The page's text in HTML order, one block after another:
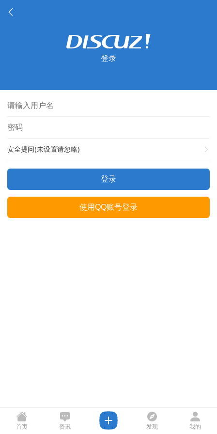
登录
安全提问(未设置请忽略)
登录
使用QQ账号登录
首页 资讯 发现 我的